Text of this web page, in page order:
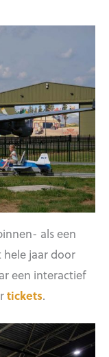
als een
jaar door
een interactief
tickets.